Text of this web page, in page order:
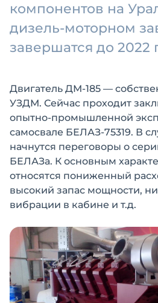
компонентов на
дизель-моторном
завершатся до 2022
Двигатель ДМ-185 —
УЗДМ. Сейчас проходит
опытно-промышленной
самосвале БЕЛАЗ-75319. В
начнутся переговоры о
БЕЛАЗа. К основным
относятся пониженный
высокий запас мощности,
вибрации в кабине и т.д.